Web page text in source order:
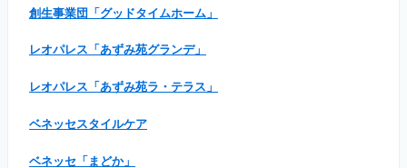
創生事業団「グッドタイムホーム」
レオパレス「あずみ苑グランデ」
レオパレス「あずみ苑ラ・テラス」
ベネッセスタイルケア
ベネッセ「まどか」